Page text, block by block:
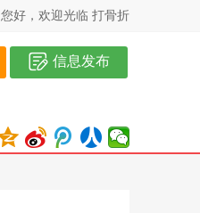
您好，欢迎光临 打骨折
信息发布